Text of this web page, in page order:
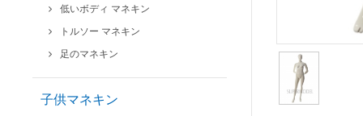
低いボディ マネキン
トルソー マネキン
足のマネキン
子供マネキン